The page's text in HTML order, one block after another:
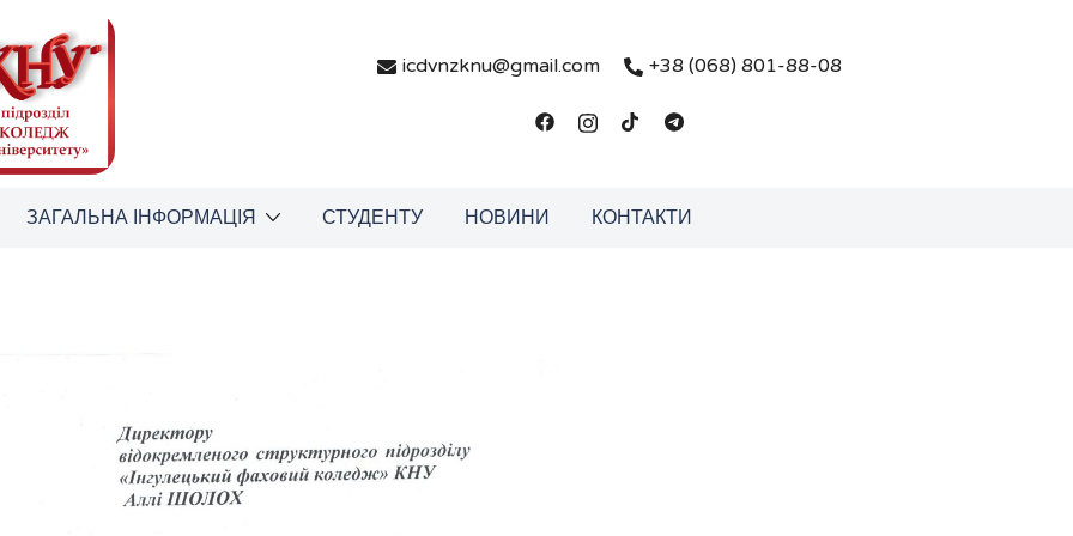
icdvnzknu@gmail.com +38 (068) 801-88-08
ЗАГАЛЬНА ІНФОРМАЦІЯ СТУДЕНТУ НОВИНИ КОНТАКТИ